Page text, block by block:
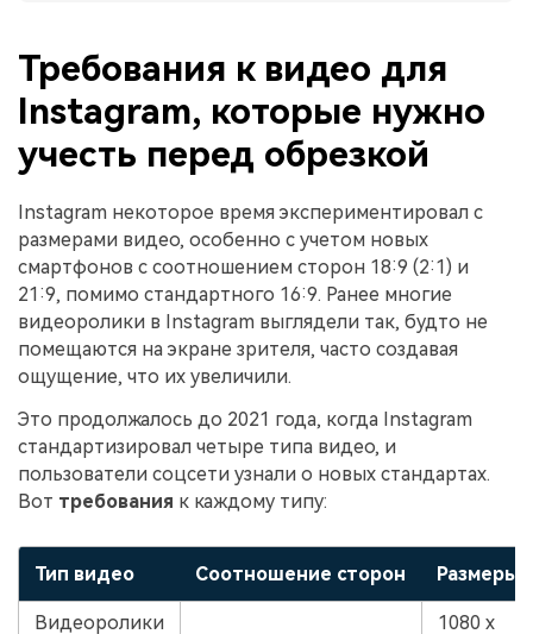
Требования к видео для
Instagram, которые нужно
учесть перед обрезкой
Instagram некоторое время экспериментировал с
размерами видео, особенно с учетом новых
смартфонов с соотношением сторон 18:9 (2:1) и
21:9, помимо стандартного 16:9. Ранее многие
видеоролики в Instagram выглядели так, будто не
помещаются на экране зрителя, часто создавая
ощущение, что их увеличили.
Это продолжалось до 2021 года, когда Instagram
стандартизировал четыре типа видео, и
пользователи соцсети узнали о новых стандартах.
Вот требования к каждому типу:
Тип видео Соотношение сторон Размеры
Видеоролики
1080 x